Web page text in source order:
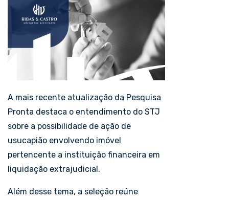
A mais recente atualização da Pesquisa
Pronta destaca o entendimento do STJ
sobre a possibilidade de ação de
usucapião envolvendo imóvel
pertencente a instituição financeira em
liquidação extrajudicial.
Além desse tema, a seleção reúne